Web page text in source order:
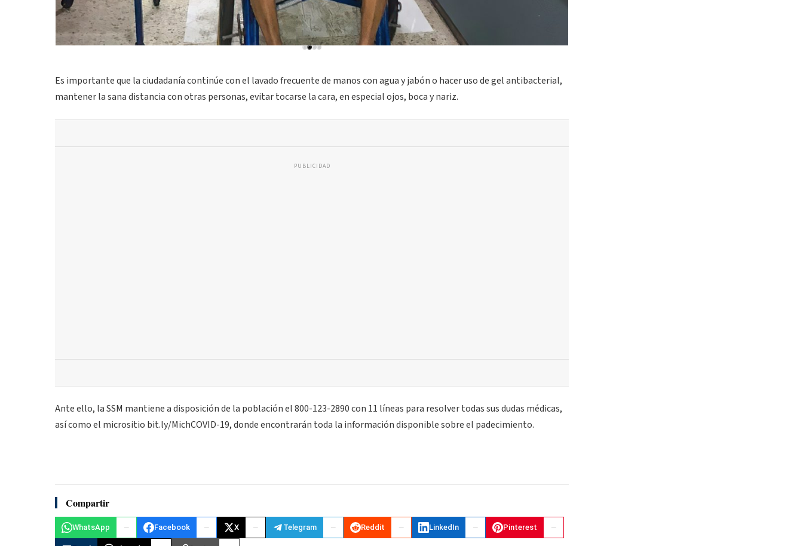
Es importante que la ciudadanía continúe con el lavado frecuente de manos con agua y jabón o hacer uso de gel antibacterial,
mantener la sana distancia con otras personas, evitar tocarse la cara, en especial ojos, boca y nariz.
PUBLICIDAD
Ante ello, la SSM mantiene a disposición de la población el 800-123-2890 con 11 líneas para resolver todas sus dudas médicas,
así como el micrositio bit.ly/MichCOVID-19, donde encontrarán toda la información disponible sobre el padecimiento.
Compartir
WhatsApp Facebook X Telegram Reddit LinkedIn Pinterest